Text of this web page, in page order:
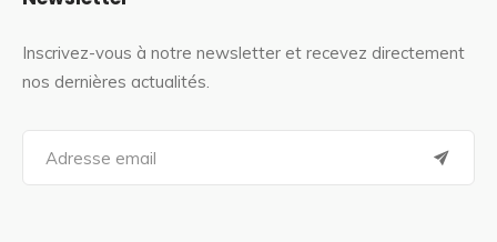
Inscrivez-vous à notre newsletter et recevez directement
nos dernières actualités.
a